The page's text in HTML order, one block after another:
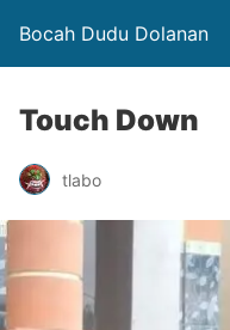
Bocah Dudu Dolanan
Touch Down
tlabo